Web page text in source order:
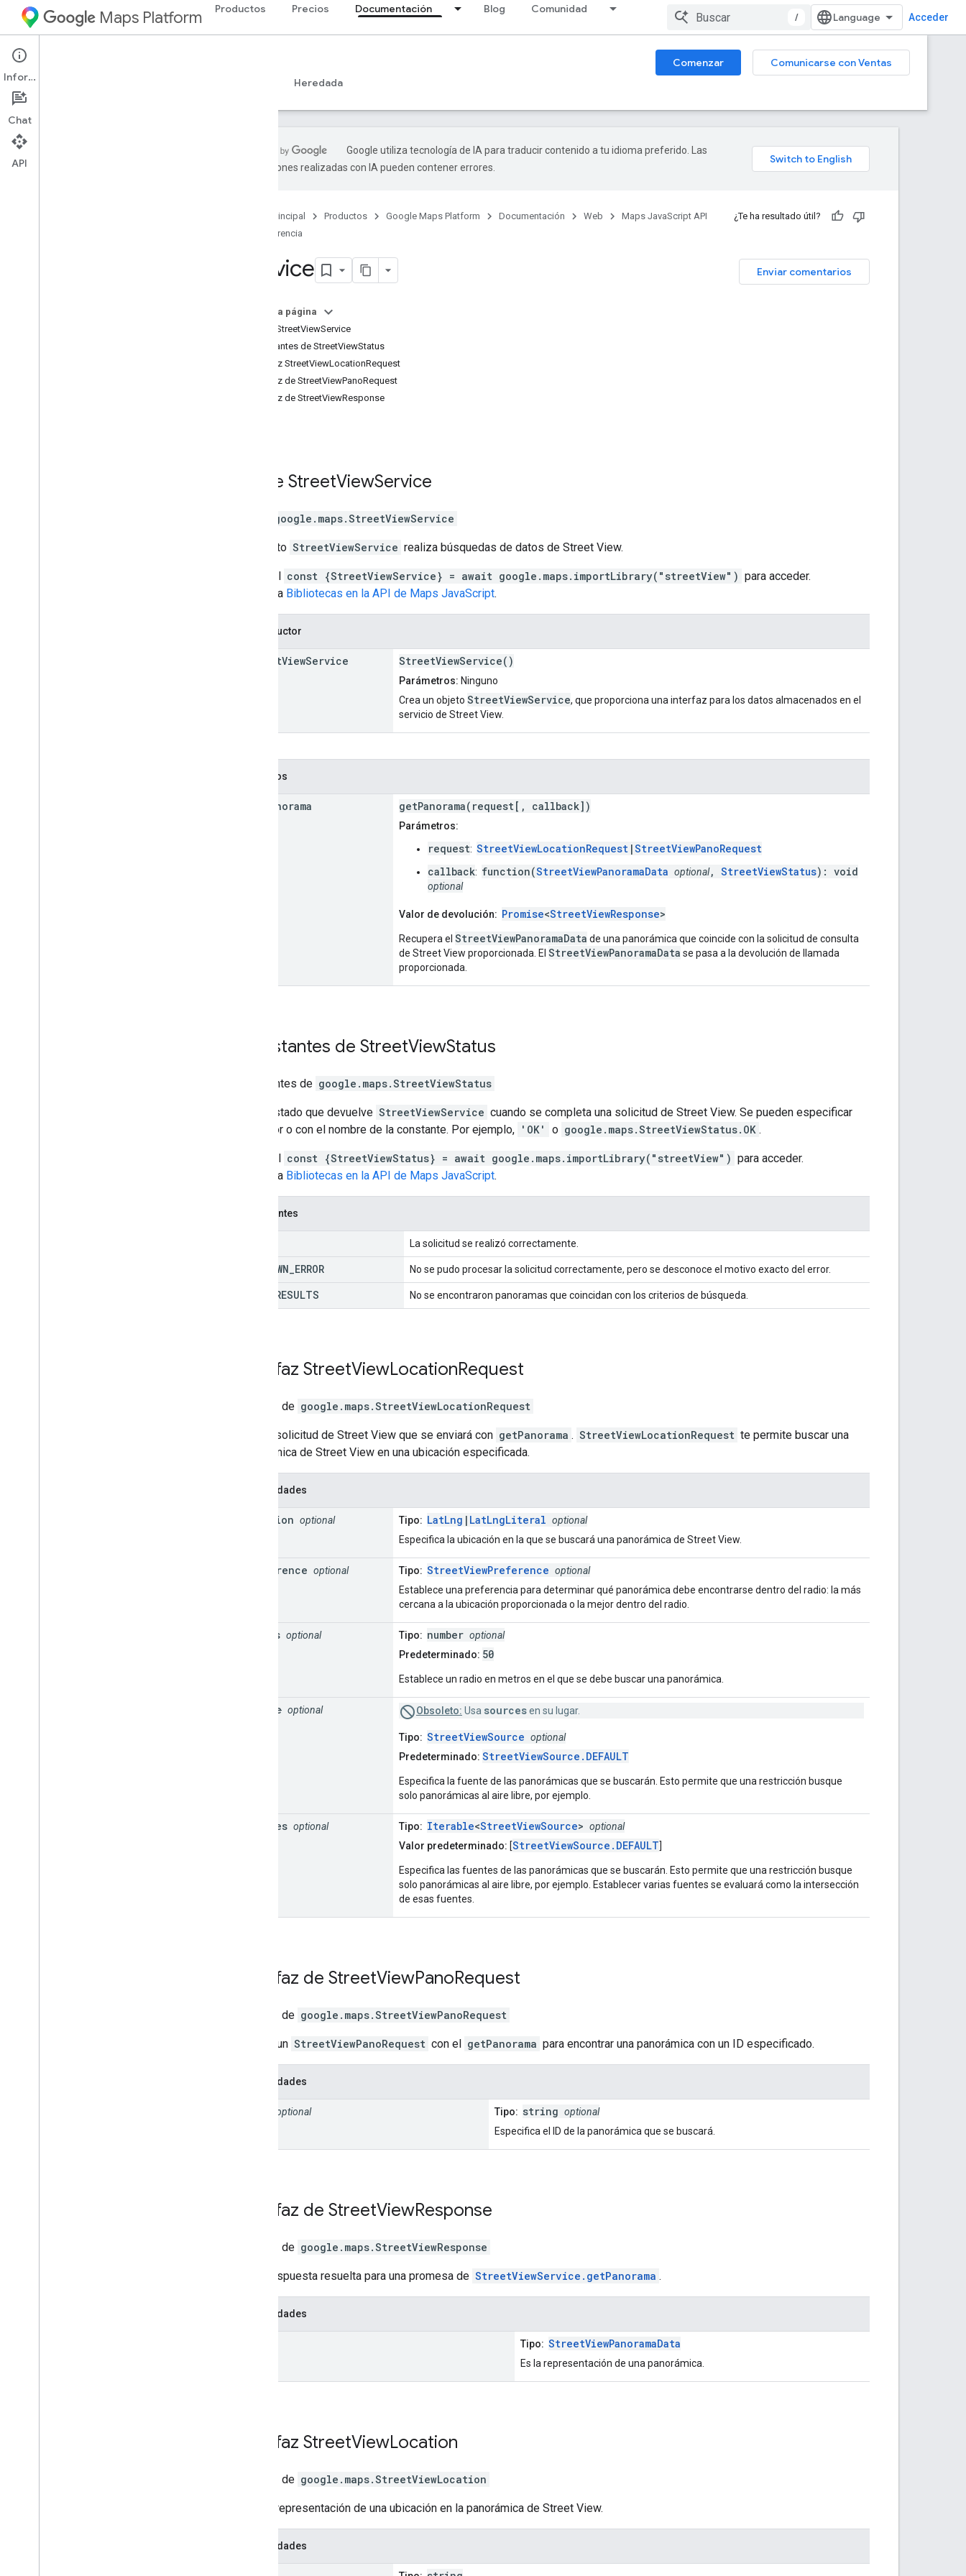
Maps Platform Productos Precios Documentación Blog Comunidad
/ Acceder
Web Comenzar
Comunicarse con Ventas
Guías
Heredada
Google utiliza tecnología de IA para traducir contenido a tu idioma preferido. Las
traducciones realizadas con IA pueden contener errores.
Página principal Productos Google Maps Platform Documentación Web
Maps JavaScript API
Referencia
¿Te ha resultado útil?
Enviar comentarios
Service
En esta página
Clase StreetViewService
Constantes de StreetViewStatus
Interfaz StreetViewLocationRequest
Interfaz de StreetViewPanoRequest
Interfaz de StreetViewResponse
Clase StreetViewService
google.maps.StreetViewService
Un objeto StreetViewService realiza búsquedas de datos de Street View.
Llama al const {StreetViewService} = await google.maps.importLibrary("streetView") para acceder.
Consulta Bibliotecas en la API de Maps JavaScript.
Constructor
StreetViewService StreetViewService()
Parámetros: Ninguno
Crea un objeto StreetViewService, que proporciona una interfaz para los datos almacenados en el
servicio de Street View.
Métodos
Panorama getPanorama(request[, callback])
Parámetros:
request: StreetViewLocationRequest |StreetViewPanoRequest
callback: function(StreetViewPanoramaData optional, StreetViewStatus): void
optional
Valor de devolución: Promise<StreetViewResponse>
Recupera el StreetViewPanoramaData de una panorámica que coincide con la solicitud de consulta
de Street View proporcionada. El StreetViewPanoramaData se pasa a la devolución de llamada
proporcionada.
Constantes de StreetViewStatus
Constantes de google.maps.StreetViewStatus
Es el estado que devuelve StreetViewService cuando se completa una solicitud de Street View. Se pueden especificar
por valor o con el nombre de la constante. Por ejemplo, 'OK' o google.maps.StreetViewStatus.OK .
Llama al const {StreetViewStatus} = await google.maps.importLibrary("streetView") para acceder.
Consulta Bibliotecas en la API de Maps JavaScript.
Constantes
La solicitud se realizó correctamente.
UNKNOWN ERROR No se pudo procesar la solicitud correctamente, pero se desconoce el motivo exacto del error.
RESULTS No se encontraron panoramas que coincidan con los criterios de búsqueda.
Interfaz StreetViewLocationRequest
Interfaz de google.maps.StreetViewLocationRequest
Es una solicitud de Street View que se enviará con getPanorama . StreetViewLocationRequest te permite buscar una
panorámica de Street View en una ubicación especificada.
Propiedades
location optional Tipo: LatLng | LatLngLiteral optional
Especifica la ubicación en la que se buscará una panorámica de Street View.
preference optional Tipo: StreetViewPreference optional
Establece una preferencia para determinar qué panorámica debe encontrarse dentro del radio: la más
cercana a la ubicación proporcionada o la mejor dentro del radio.
radius optional Tipo: number optional
Predeterminado: 50
Establece un radio en metros en el que se debe buscar una panorámica.
source optional Obsoleto: Usa sourcesen su lugar.
Tipo: StreetViewSource optional
Predeterminado: StreetViewSource.DEFAULT
Especifica la fuente de las panorámicas que se buscarán. Esto permite que una restricción busque
solo panorámicas al aire libre, por ejemplo.
sources optional Tipo: Iterable<StreetViewSource> optional
Valor predeterminado: [StreetViewSource.DEFAULT]
Especifica las fuentes de las panorámicas que se buscarán. Esto permite que una restricción busque
solo panorámicas al aire libre, por ejemplo. Establecer varias fuentes se evaluará como la intersección
de esas fuentes.
Interfaz de StreetViewPanoRequest
Interfaz de google.maps.StreetViewPanoRequest
Se usa un StreetViewPanoRequest con el getPanorama para encontrar una panorámica con un ID especificado.
Propiedades
optional Tipo: string optional
Especifica el ID de la panorámica que se buscará.
Interfaz de StreetViewResponse
Interfaz de google.maps.StreetViewResponse
Es la respuesta resuelta para una promesa de StreetViewService.getPanorama .
Propiedades
Tipo: StreetViewPanoramaData
Es la representación de una panorámica.
Interfaz StreetViewLocation
Interfaz de google.maps.StreetViewLocation
Es una representación de una ubicación en la panorámica de Street View.
Propiedades
Información
Chat
API